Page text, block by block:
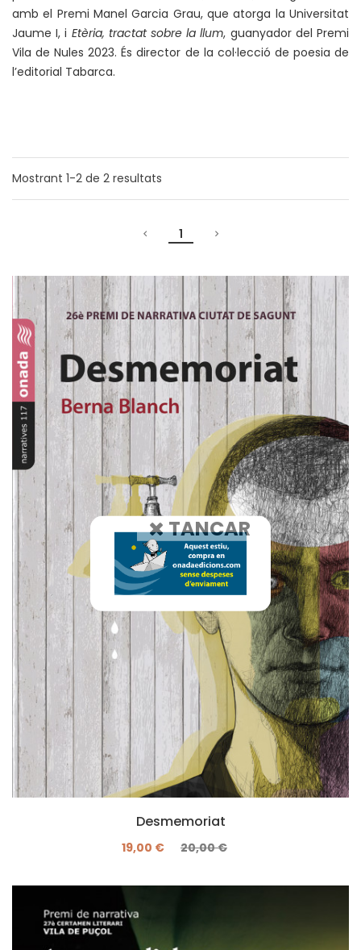
amb el Premi Manel Garcia Grau, que atorga la Universitat
Jaume I, i Etèria, tractat sobre la llum, guanyador del Premi
Vila de Nules 2023. És director de la col·lecció de poesia de
l’editorial Tabarca.
Mostrant 1-2 de 2 resultats
1
Desmemoriat
19,00 € 20,00 €
TANCAR